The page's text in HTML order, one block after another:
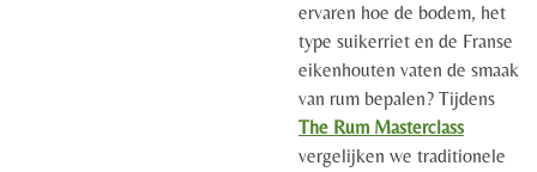
ervaren hoe de bodem, het
type suikerriet en de Franse
eikenhouten vaten de smaak
van rum bepalen? Tijdens
The Rum Masterclass
vergelijken we traditionele